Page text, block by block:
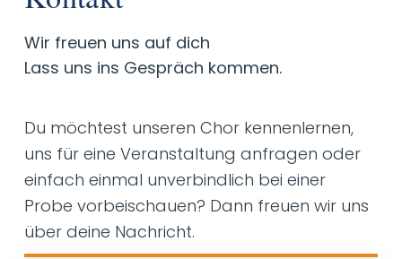
Wir freuen uns auf dich
Lass uns ins Gespräch kommen.
Du möchtest unseren Chor kennenlernen,
uns für eine Veranstaltung anfragen oder
einfach einmal unverbindlich bei einer
Probe vorbeischauen? Dann freuen wir uns
über deine Nachricht.